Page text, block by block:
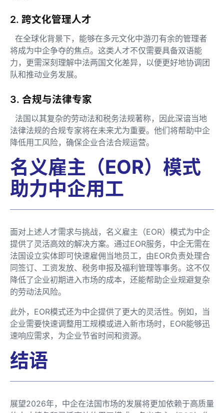
2. 跨文化管理人才
在全球化背景下，能够在多元文化中游刃有余的管理者
将成为中企争夺的焦点。这类人才不仅需要具备双语能
力，更需深刻理解中法两国文化差异，以便更好地协调团
队和推动业务发展。
3. 合规与法律专家
法国以其复杂的劳动法和税务法规著称，因此深谙当地
法律法规的合规专家将在未来尤为重要。他们将帮助中企
降低用工风险，确保企业合法合规运营。
名义雇主（EOR）模式
助力中企用工
面对上述人才需求与挑战，名义雇主（EOR）模式为中企
提供了灵活高效的解决方案。通过EOR服务，中企无需在
法国设立实体即可快速雇佣当地员工，由EOR负责处理合
同签订、工资发放、税务申报及福利管理等事务。这不仅
降低了企业初期进入市场的成本，还能帮助企业规避复杂
的劳动法风险。
此外，EOR模式还为中企提供了更大的灵活性。例如，当
企业需要快速调整用工规模或进入新市场时，EOR能够迅
速响应需求，为企业节省时间和资源。
结语
展望2026年，中企在法国市场的发展将更加依赖于高质量